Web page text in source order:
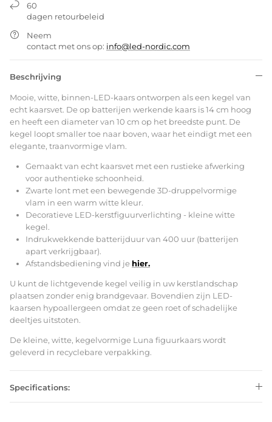
60
dagen retourbeleid
Neem
contact met ons op: info@led-nordic.com
Beschrijving
Mooie, witte, binnen-LED-kaars ontworpen als een kegel van
echt kaarsvet. De op batterijen werkende kaars is 14 cm hoog
en heeft een diameter van 10 cm op het breedste punt. De
kegel loopt smaller toe naar boven, waar het eindigt met een
elegante, traanvormige vlam.
Gemaakt van echt kaarsvet met een rustieke afwerking
voor authentieke schoonheid.
Zwarte lont met een bewegende 3D-druppelvormige
vlam in een warm witte kleur.
Decoratieve LED-kerstfiguurverlichting - kleine witte
kegel.
Indrukwekkende batterijduur van 400 uur (batterijen
apart verkrijgbaar).
Afstandsbediening vind je hier.
U kunt de lichtgevende kegel veilig in uw kerstlandschap
plaatsen zonder enig brandgevaar. Bovendien zijn LED-
kaarsen hypoallergeen omdat ze geen roet of schadelijke
deeltjes uitstoten.
De kleine, witte, kegelvormige Luna figuurkaars wordt
geleverd in recyclebare verpakking.
Specifications: